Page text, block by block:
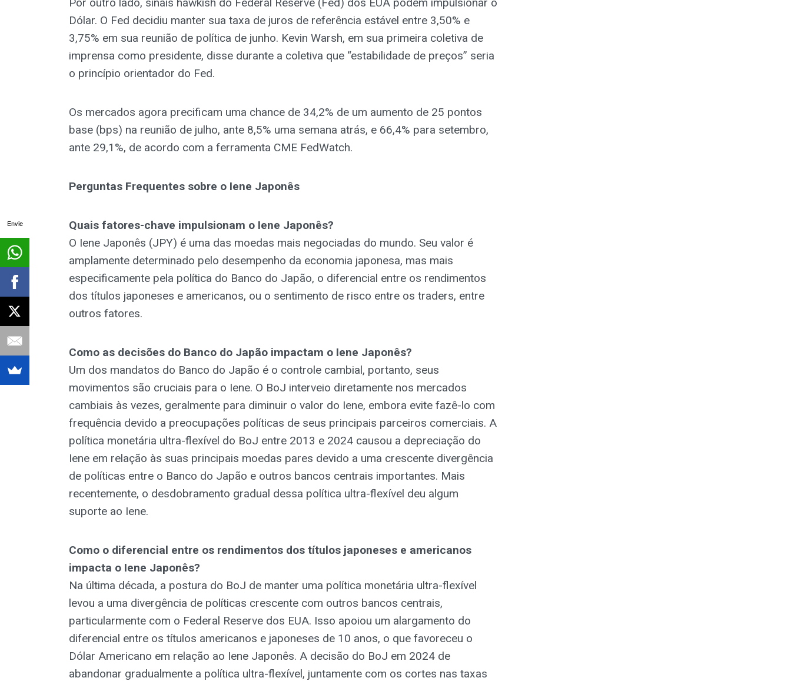
Dólar. O Fed decidiu manter sua taxa de juros de referência estável entre 3,50% e
3,75% em sua reunião de política de junho. Kevin Warsh, em sua primeira coletiva de
imprensa como presidente, disse durante a coletiva que “estabilidade de preços” seria
o princípio orientador do Fed.
Os mercados agora precificam uma chance de 34,2% de um aumento de 25 pontos
base (bps) na reunião de julho, ante 8,5% uma semana atrás, e 66,4% para setembro,
ante 29,1%, de acordo com a ferramenta CME FedWatch.
Perguntas Frequentes sobre o Iene Japonês
Quais fatores-chave impulsionam o Iene Japonês?
O Iene Japonês (JPY) é uma das moedas mais negociadas do mundo. Seu valor é
amplamente determinado pelo desempenho da economia japonesa, mas mais
especificamente pela política do Banco do Japão, o diferencial entre os rendimentos
dos títulos japoneses e americanos, ou o sentimento de risco entre os traders, entre
outros fatores.
Como as decisões do Banco do Japão impactam o Iene Japonês?
Um dos mandatos do Banco do Japão é o controle cambial, portanto, seus
movimentos são cruciais para o Iene. O BoJ interveio diretamente nos mercados
cambiais às vezes, geralmente para diminuir o valor do Iene, embora evite fazê-lo com
frequência devido a preocupações políticas de seus principais parceiros comerciais. A
política monetária ultra-flexível do BoJ entre 2013 e 2024 causou a depreciação do
Iene em relação às suas principais moedas pares devido a uma crescente divergência
de políticas entre o Banco do Japão e outros bancos centrais importantes. Mais
recentemente, o desdobramento gradual dessa política ultra-flexível deu algum
suporte ao Iene.
Como o diferencial entre os rendimentos dos títulos japoneses e americanos
impacta o Iene Japonês?
Na última década, a postura do BoJ de manter uma política monetária ultra-flexível
levou a uma divergência de políticas crescente com outros bancos centrais,
particularmente com o Federal Reserve dos EUA. Isso apoiou um alargamento do
diferencial entre os títulos americanos e japoneses de 10 anos, o que favoreceu o
Dólar Americano em relação ao Iene Japonês. A decisão do BoJ em 2024 de
abandonar gradualmente a política ultra-flexível, juntamente com os cortes nas taxas
Envie